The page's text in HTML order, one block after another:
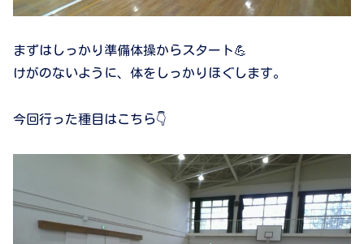
まずはしっかり準備体操からスタート💪
けがのないように、体をしっかりほぐします。
今回行った種目はこちら👇